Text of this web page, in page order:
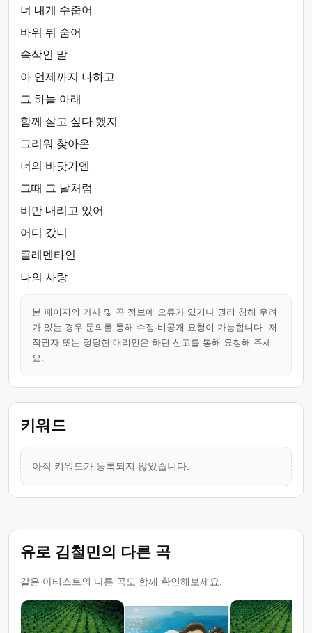
너 내게 수줍어
바위 뒤 숨어
속삭인 말
아 언제까지 나하고
그 하늘 아래
함께 살고 싶다 했지
그리워 찾아온
너의 바닷가엔
그때 그 날처럼
비만 내리고 있어
어디 갔니
클레멘타인
나의 사랑
본 페이지의 가사 및 곡 정보에 오류가 있거나 권리 침해 우려
가 있는 경우 문의를 통해 수정·비공개 요청이 가능합니다. 저
작권자 또는 정당한 대리인은 하단 신고를 통해 요청해 주세
요.
키워드
아직 키워드가 등록되지 않았습니다.
유로 김철민의 다른 곡
같은 아티스트의 다른 곡도 함께 확인해보세요.